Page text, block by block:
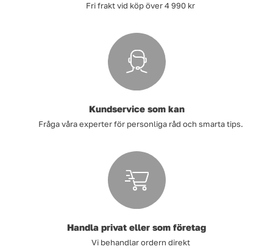
Fri frakt vid köp över 4 990 kr
Kundservice som kan
Fråga våra experter för personliga råd och smarta tips.
Handla privat eller som företag
Vi behandlar ordern direkt